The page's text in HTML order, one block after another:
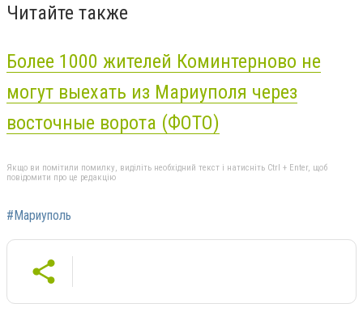
Читайте также
Более 1000 жителей Коминтерново не
могут выехать из Мариуполя через
восточные ворота (ФОТО)
Якщо ви помітили помилку, виділіть необхідний текст і натисніть Ctrl + Enter, щоб
повідомити про це редакцію
#Мариуполь